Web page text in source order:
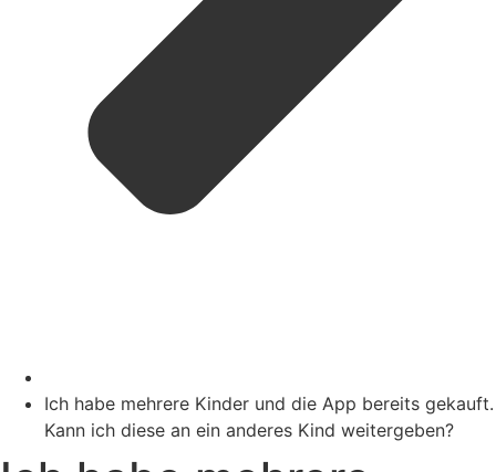
Ich habe mehrere Kinder und die App bereits gekauft.
Kann ich diese an ein anderes Kind weitergeben?